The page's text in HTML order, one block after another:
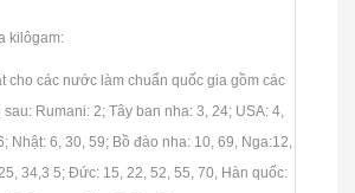
kilôgam:
cho các nước làm chuẩn quốc gia gồm các
Rumani: 2; Tây ban nha: 3, 24; USA: 4,
Nhật: 6, 30, 59; Bồ đào nha: 10, 69, Nga:12,
34,3 5; Đức: 15, 22, 52, 55, 70, Hàn quốc: